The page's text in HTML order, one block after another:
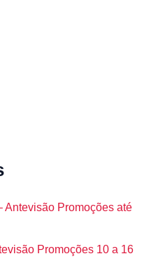
Antevisão Promoções até
Promoções 10 a 16